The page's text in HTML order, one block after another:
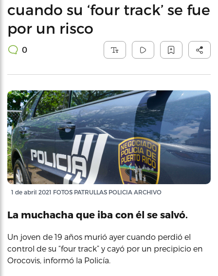
cuando su ‘four track’ se fue
por un risco
0
1 de abril 2021 FOTOS PATRULLAS POLICIA ARCHIVO
La muchacha que iba con él se salvó.
Un joven de 19 años murió ayer cuando perdió el
control de su “four track” y cayó por un precipicio en
Orocovis, informó la Policía.